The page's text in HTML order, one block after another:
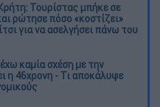
Τουρίστας μπήκε σε
ρώτησε πόσο «κοστίζει»
για να ασελγήσει πάνω του
καμία σχέση με την
η 46χρονη - Τι αποκάλυψε